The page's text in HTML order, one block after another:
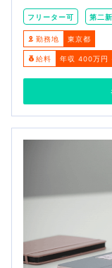
フリーター可 第二
勤務地 東京都
給料 年収 400万円